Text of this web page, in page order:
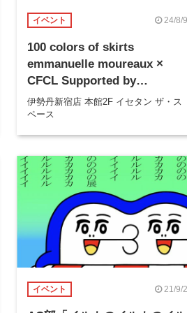
イベント 24/8/9
100 colors of skirts
emmanuelle moureaux ×
CFCL Supported by
ECOPET®
伊勢丹新宿店 本館2F イセタン ザ・ス
ペース
イベント 21/9/2